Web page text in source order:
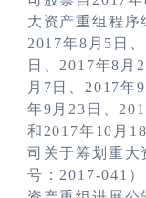
大资产重组程
2017年8 月 5 日、
日、 2017年8 月
月 7 日、 2017年9
年9 月 23 日、
和 2017年10 月 18
司关于筹划重大
号： 2017-041